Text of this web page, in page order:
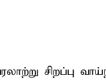
சிறப்பு